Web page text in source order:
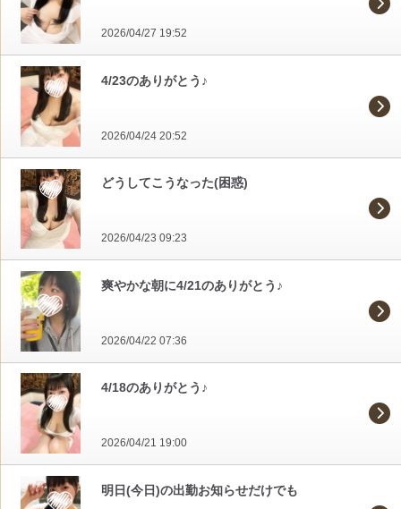
2026/04/27 19:52
4/23のありがとう♪
2026/04/24 20:52
どうしてこうなった(困惑)
2026/04/23 09:23
爽やかな朝に4/21のありがとう♪
2026/04/22 07:36
4/18のありがとう♪
2026/04/21 19:00
明日(今日)の出勤お知らせだけでも